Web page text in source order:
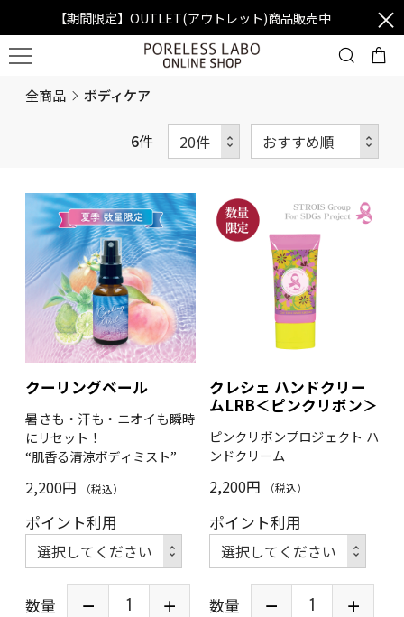
【期間限定】OUTLET(アウトレット)商品販売中
全商品 ボディケア
6件
クーリングベール
暑さも・汗も・ニオイも瞬時
にリセット！
“肌香る清涼ボディミスト”
2,200円 （税込）
ポイント利用
数量
クレシェ ハンドクリー
ムLRB＜ピンクリボン＞
ピンクリボンプロジェクト ハ
ンドクリーム
2,200円 （税込）
ポイント利用
数量